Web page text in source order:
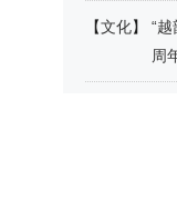
【文化】
“
周